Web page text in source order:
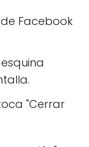
Facebook
"Cerrar